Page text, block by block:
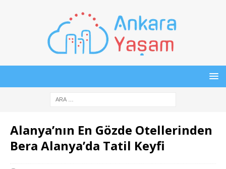
Alanya’nın En Gözde Otellerinden
Bera Alanya’da Tatil Keyfi